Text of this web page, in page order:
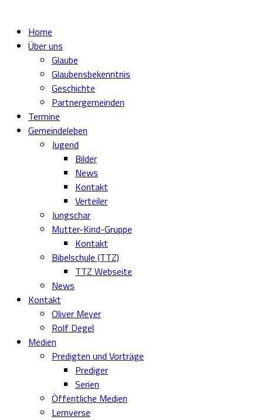
Home
Über uns
Glaube
Glaubensbekenntnis
Geschichte
Partnergemeinden
Termine
Gemeindeleben
Jugend
Bilder
News
Kontakt
Verteiler
Jungschar
Mutter-Kind-Gruppe
Kontakt
Bibelschule (TTZ)
TTZ Webseite
News
Kontakt
Oliver Meyer
Rolf Degel
Medien
Predigten und Vorträge
Prediger
Serien
Öffentliche Medien
Lernverse